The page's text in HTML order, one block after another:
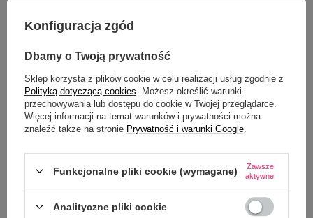
OPIS
GŁÓWNE PARAMETRY
OPINIE (0)
Konfiguracja zgód
Dbamy o Twoją prywatność
Sklep korzysta z plików cookie w celu realizacji usług zgodnie z
Polityką dotyczącą cookies . Możesz określić warunki
przechowywania lub dostępu do cookie w Twojej przeglądarce.
Więcej informacji na temat warunków i prywatności można
znaleźć także na stronie Prywatność i warunki Google
Funkcjonalne pliki cookie (wymagane)
Zawsze
aktywne
Analityczne pliki cookie